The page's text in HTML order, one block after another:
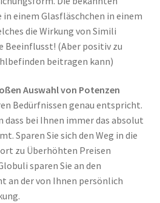
in einem Glasfläschchen in einem
die Wirkung von Simili
Beeinflusst! (Aber positiv zu
beitragen kann)
Auswahl von Potenzen
Bedürfnissen genau entspricht.
dass bei Ihnen immer das absolut
Sparen Sie sich den Weg in die
zu Überhöhten Preisen
sparen Sie an den
an der von Ihnen persönlich